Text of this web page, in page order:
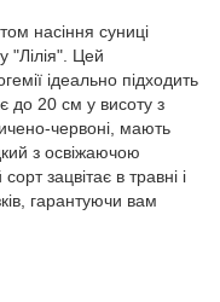
насіння суниці
"Лілія". Цей
ідеально підходить
до 20 см у висоту з
червоні, мають
з освіжаючою
зацвітає в травні і
гарантуючи вам